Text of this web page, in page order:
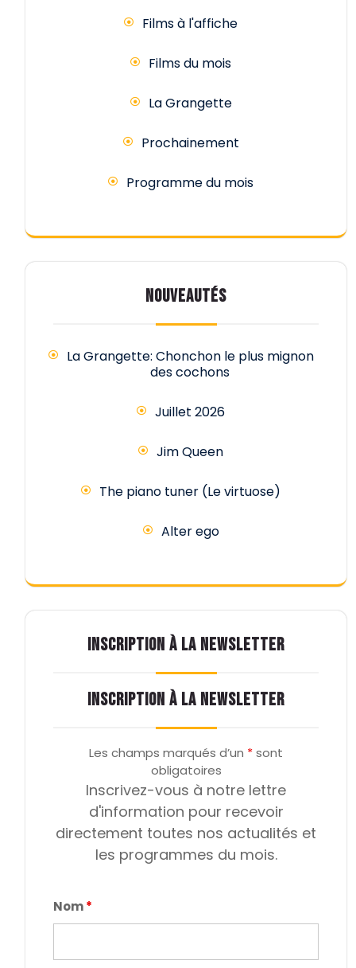
Films à l'affiche
Films du mois
La Grangette
Prochainement
Programme du mois
NOUVEAUTÉS
La Grangette: Chonchon le plus mignon
des cochons
Juillet 2026
Jim Queen
The piano tuner (Le virtuose)
Alter ego
INSCRIPTION À LA NEWSLETTER
INSCRIPTION À LA NEWSLETTER
Les champs marqués d’un *sont
obligatoires
Inscrivez-vous à notre lettre
d'information pour recevoir
directement toutes nos actualités et
les programmes du mois.
Nom*